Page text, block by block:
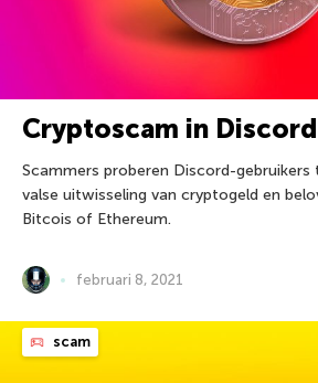
Cryptoscam in Discord
Scammers proberen Discord-
valse uitwisseling van cryptogeld en
Bitcois of Ethereum.
februari 8, 2021
scam